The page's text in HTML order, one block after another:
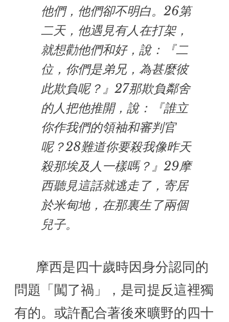
他們，他們卻不明白。26第
二天，他遇見有人在打架，
就想勸他們和好，說：『二
位，你們是弟兄，為甚麼彼
此欺負呢？』27那欺負鄰舍
的人把他推開，說：『誰立
你作我們的領袖和審判官
呢？28難道你要殺我像昨天
殺那埃及人一樣嗎？』29摩
西聽見這話就逃走了，寄居
於米甸地，在那裏生了兩個
兒子。
問題「闖了禍」，是司提反這裡獨
有的。或許配合著後來曠野的四十